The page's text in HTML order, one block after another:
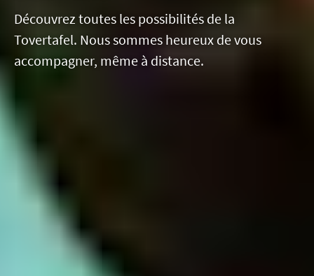
Découvrez toutes les possibilités de la
Tovertafel. Nous sommes heureux de vous
accompagner, même à distance.